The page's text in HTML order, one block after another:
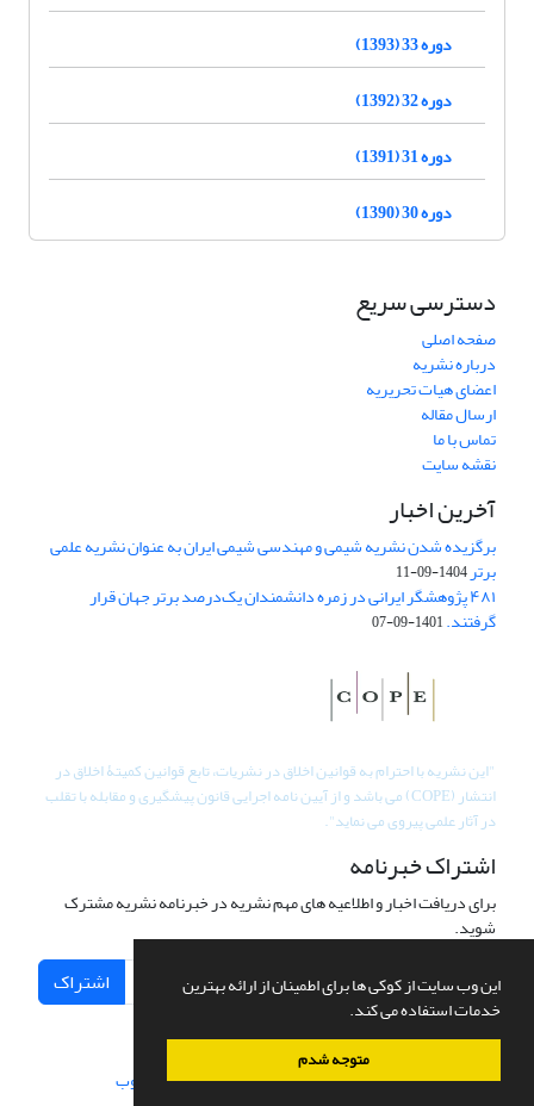
این وب سایت از کوکی ها برای اطمینان از ارائه بهترین
خدمات استفاده می کند.
متوجه شدم
دوره 33 (1393)
دوره 32 (1392)
دوره 31 (1391)
دوره 30 (1390)
دسترسی سریع
صفحه اصلی
درباره نشریه
اعضای هیات تحریریه
ارسال مقاله
تماس با ما
نقشه سایت
آخرین اخبار
برگزیده شدن نشریه شیمی و مهندسی شیمی ایران به عنوان نشریه علمی
برتر1404-09-11
۴۸۱ پژوهشگر ایرانی در زمره دانشمندان یک‌درصد برتر جهان قرار
گرفتند.1401-09-07
"این نشریه با احترام به قوانین اخلاق در نشریات، تابع قوانین کمیتۀ اخلاق در
انتشار (COPE) می باشد و از آیین نامه اجرایی قانون پیشگیری و مقابله با تقلب
در آثار علمی پیروی می نماید".
اشتراک خبرنامه
برای دریافت اخبار و اطلاعیه های مهم نشریه در خبرنامه نشریه مشترک
شوید.
اشتراک
سامانه مدیریت نشریات علمی.طراحی و پیاده سازی از سیناوب